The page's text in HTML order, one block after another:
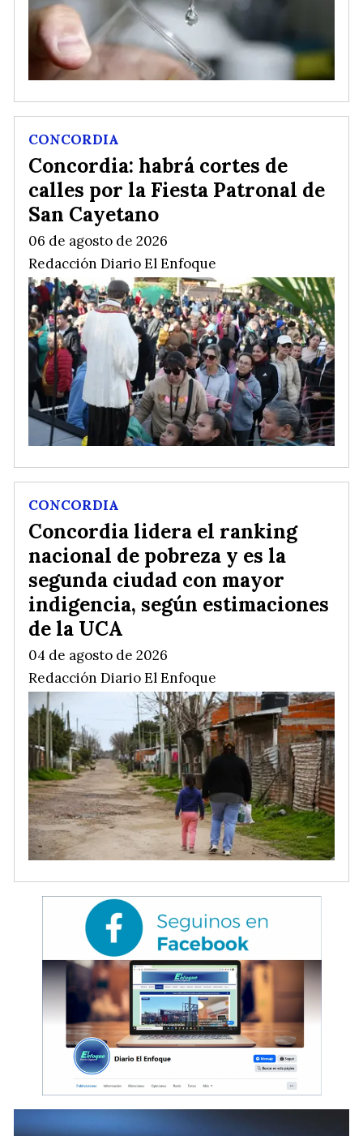
Concordia: habrá cortes de
calles por la Fiesta Patronal de
San Cayetano
Redacción Diario El Enfoque
CONCORDIA
06 de agosto de 2026
Concordia lidera el ranking
nacional de pobreza y es la
segunda ciudad con mayor
indigencia, según estimaciones
de la UCA
Redacción Diario El Enfoque
CONCORDIA
04 de agosto de 2026